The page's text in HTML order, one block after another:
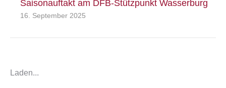
Saisonauftakt am DFB-Stützpunkt Wasserburg
16. September 2025
Laden...